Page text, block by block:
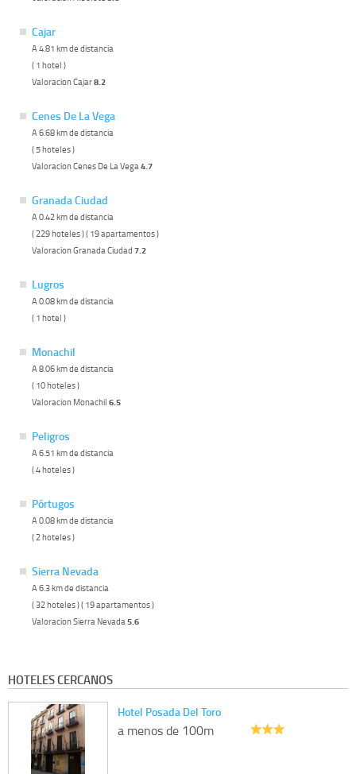
Cajar
A 4.81 km de distancia
( 1 hotel )
Valoracion Cajar8.2
Cenes De La Vega
A 6.68 km de distancia
( 5 hoteles )
Valoracion Cenes De La Vega 4.7
Granada Ciudad
A 0.42 km de distancia
( 229 hoteles ) ( 19 apartamentos )
Valoracion Granada Ciudad 7.2
Lugros
A 0.08 km de distancia
( 1 hotel )
Monachil
A 8.06 km de distancia
( 10 hoteles )
Valoracion Monachil 6.5
Peligros
A 6.51 km de distancia
( 4 hoteles )
Pórtugos
A 0.08 km de distancia
( 2 hoteles )
Sierra Nevada
A 6.3 km de distancia
( 32 hoteles ) ( 19 apartamentos )
Valoracion Sierra Nevada 5.6
HOTELES CERCANOS
Hotel Posada Del Toro
a menos de 100m